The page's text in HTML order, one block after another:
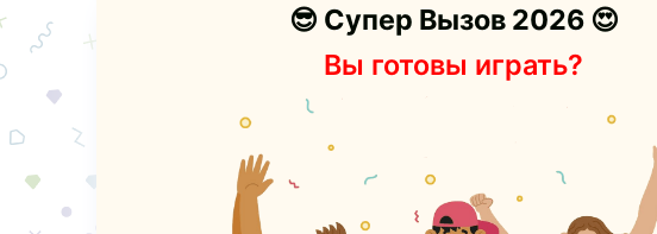
😎 Супер Вызов 2026 😍
Вы готовы играть?